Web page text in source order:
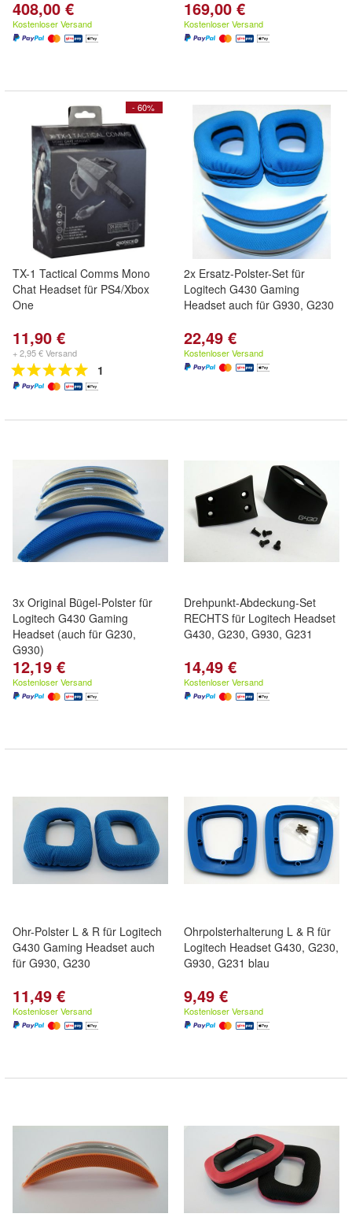
408,00 €
Kostenloser Versand
169,00 €
Kostenloser Versand
- 60%
TX-1 Tactical Comms Mono
Chat Headset für PS4/Xbox
One
11,90 €
+ 2,95 € Versand
1
2x Ersatz-Polster-Set für
Logitech G430 Gaming
Headset auch für G930, G230
22,49 €
Kostenloser Versand
3x Original Bügel-Polster für
Logitech G430 Gaming
Headset (auch für G230,
G930)
12,19 €
Kostenloser Versand
Drehpunkt-Abdeckung-Set
RECHTS für Logitech Headset
G430, G230, G930, G231
14,49 €
Kostenloser Versand
Ohr-Polster L & R für Logitech
G430 Gaming Headset auch
für G930, G230
11,49 €
Kostenloser Versand
Ohrpolsterhalterung L & R für
Logitech Headset G430, G230,
G930, G231 blau
9,49 €
Kostenloser Versand